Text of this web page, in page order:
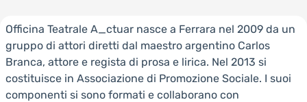
Officina Teatrale A_ctuar nasce a Ferrara nel 2009 da un
gruppo di attori diretti dal maestro argentino Carlos
Branca, attore e regista di prosa e lirica. Nel 2013 si
costituisce in Associazione di Promozione Sociale. I suoi
componenti si sono formati e collaborano con